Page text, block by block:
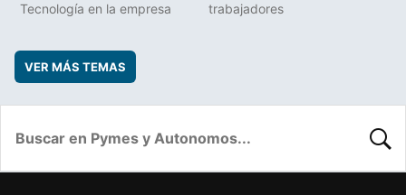
Tecnología en la empresa trabajadores
VER MÁS TEMAS